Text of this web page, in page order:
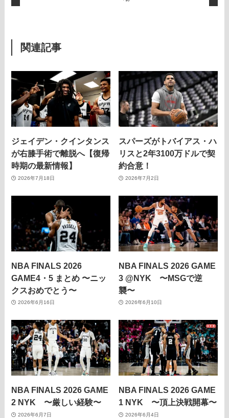
関連記事
ジェイデン・クインタンス
が右膝手術で離脱へ【復帰
時期の最新情報】
2026年7月18日
スパーズがトバイアス・ハ
リスと2年3100万ドルで契
約合意！
2026年7月2日
NBA FINALS 2026
GAME4・5 まとめ 〜ニッ
クスおめでとう〜
2026年6月16日
NBA FINALS 2026 GAME
3 @NYK 〜MSGで逆
襲〜
2026年6月10日
NBA FINALS 2026 GAME
2 NYK 〜厳しい経験〜
2026年6月7日
NBA FINALS 2026 GAME
1 NYK 〜頂上決戦開幕〜
2026年6月4日